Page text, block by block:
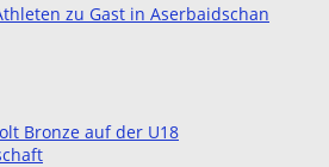
zu Gast in Aserbaidschan
Bronze auf der U18